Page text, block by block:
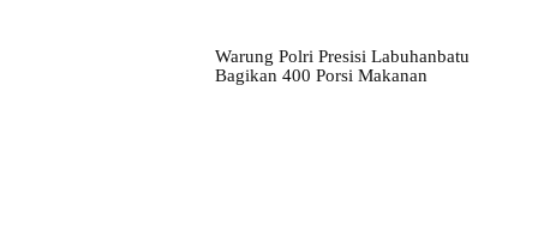
Warung Polri Presisi Labuhanbatu
Bagikan 400 Porsi Makanan